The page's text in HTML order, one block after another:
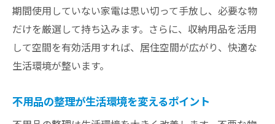
期間使用していない家電は思い切って手放し、必要な物
だけを厳選して持ち込みます。さらに、収納用品を活用
して空間を有効活用すれば、居住空間が広がり、快適な
生活環境が整います。
不用品の整理が生活環境を変えるポイント